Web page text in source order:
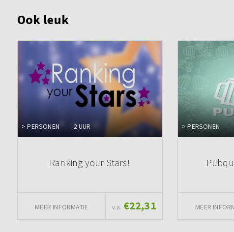
Ook leuk
> PERSONEN 2 UUR
Ranking your Stars!
MEER INFORMATIE v.a. €22,31
> PERSONEN
MEER